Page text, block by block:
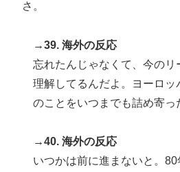
さ。
→39. 海外の反応
忘れたんじゃなくて、今のリ
理解してるんだよ。ヨーロ
のことをいつまでも詰め寄っ
→40. 海外の反応
いつかは前に進まないと。